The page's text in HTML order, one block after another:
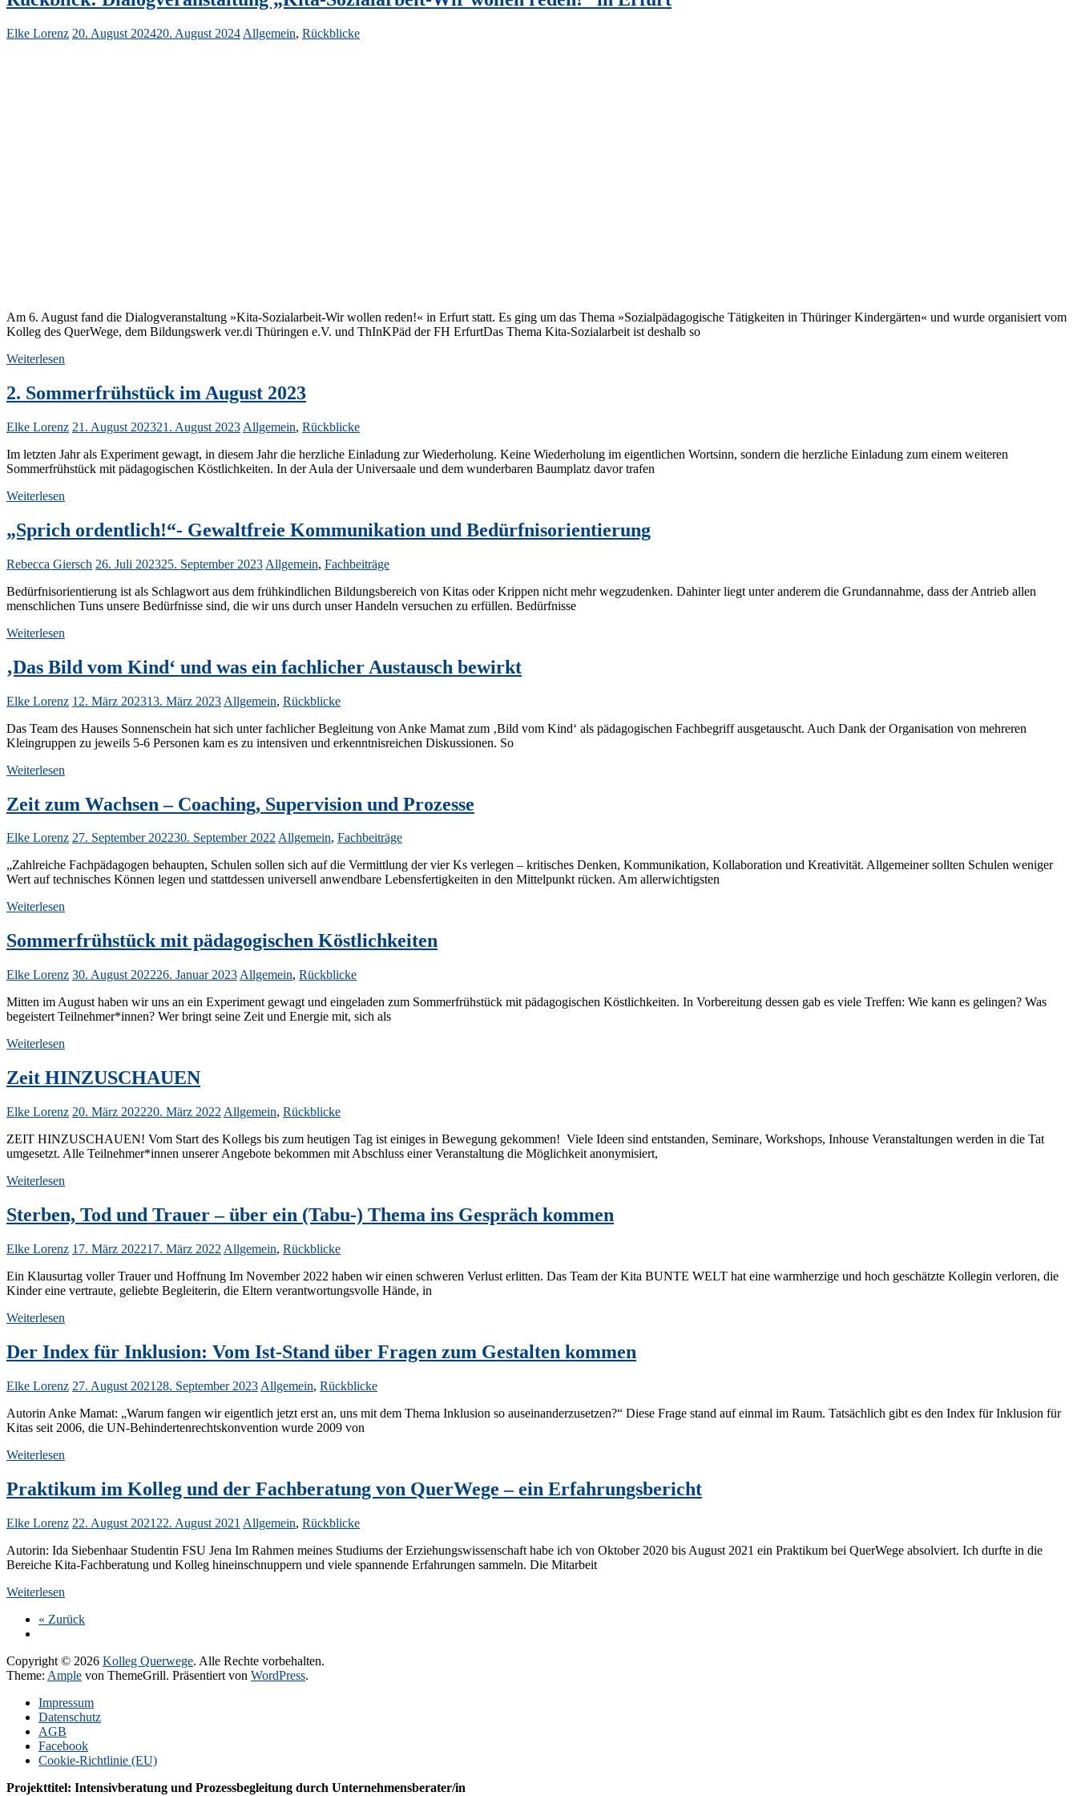
Elke Lorenz 20. August 202420. August 2024 Allgemein, Rückblicke
Am 6. August fand die Dialogveranstaltung »Kita-Sozialarbeit-Wir wollen reden!« in Erfurt statt. Es ging um das Thema »Sozialpädagogische Tätigkeiten in Thüringer Kindergärten« und wurde organisiert vom
Kolleg des QuerWege, dem Bildungswerk ver.di Thüringen e.V. und ThInKPäd der FH ErfurtDas Thema Kita-Sozialarbeit ist deshalb so
Weiterlesen
2. Sommerfrühstück im August 2023
Elke Lorenz 21. August 202321. August 2023 Allgemein, Rückblicke
Im letzten Jahr als Experiment gewagt, in diesem Jahr die herzliche Einladung zur Wiederholung. Keine Wiederholung im eigentlichen Wortsinn, sondern die herzliche Einladung zum einem weiteren
Sommerfrühstück mit pädagogischen Köstlichkeiten. In der Aula der Universaale und dem wunderbaren Baumplatz davor trafen
Weiterlesen
„Sprich ordentlich!“- Gewaltfreie Kommunikation und Bedürfnisorientierung
Rebecca Giersch 26. Juli 202325. September 2023 Allgemein, Fachbeiträge
Bedürfnisorientierung ist als Schlagwort aus dem frühkindlichen Bildungsbereich von Kitas oder Krippen nicht mehr wegzudenken. Dahinter liegt unter anderem die Grundannahme, dass der Antrieb allen
menschlichen Tuns unsere Bedürfnisse sind, die wir uns durch unser Handeln versuchen zu erfüllen. Bedürfnisse
Weiterlesen
‚Das Bild vom Kind‘ und was ein fachlicher Austausch bewirkt
Elke Lorenz 12. März 202313. März 2023 Allgemein, Rückblicke
Das Team des Hauses Sonnenschein hat sich unter fachlicher Begleitung von Anke Mamat zum ‚Bild vom Kind‘ als pädagogischen Fachbegriff ausgetauscht. Auch Dank der Organisation von mehreren
Kleingruppen zu jeweils 5-6 Personen kam es zu intensiven und erkenntnisreichen Diskussionen. So
Weiterlesen
Zeit zum Wachsen – Coaching, Supervision und Prozesse
Elke Lorenz 27. September 202230. September 2022Allgemein, Fachbeiträge
„Zahlreiche Fachpädagogen behaupten, Schulen sollen sich auf die Vermittlung der vier Ks verlegen – kritisches Denken, Kommunikation, Kollaboration und Kreativität. Allgemeiner sollten Schulen weniger
Wert auf technisches Können legen und stattdessen universell anwendbare Lebensfertigkeiten in den Mittelpunkt rücken. Am allerwichtigsten
Weiterlesen
Sommerfrühstück mit pädagogischen Köstlichkeiten
Elke Lorenz 30. August 202226. Januar 2023 Allgemein, Rückblicke
Mitten im August haben wir uns an ein Experiment gewagt und eingeladen zum Sommerfrühstück mit pädagogischen Köstlichkeiten. In Vorbereitung dessen gab es viele Treffen: Wie kann es gelingen? Was
begeistert Teilnehmer*innen? Wer bringt seine Zeit und Energie mit, sich als
Weiterlesen
Zeit HINZUSCHAUEN
Elke Lorenz 20. März 202220. März 2022 Allgemein, Rückblicke
ZEIT HINZUSCHAUEN! Vom Start des Kollegs bis zum heutigen Tag ist einiges in Bewegung gekommen! Viele Ideen sind entstanden, Seminare, Workshops, Inhouse Veranstaltungen werden in die Tat
umgesetzt. Alle Teilnehmer*innen unserer Angebote bekommen mit Abschluss einer Veranstaltung die Möglichkeit anonymisiert,
Weiterlesen
Sterben, Tod und Trauer – über ein (Tabu-) Thema ins Gespräch kommen
Elke Lorenz 17. März 202217. März 2022 Allgemein, Rückblicke
Ein Klausurtag voller Trauer und Hoffnung Im November 2022 haben wir einen schweren Verlust erlitten. Das Team der Kita BUNTE WELT hat eine warmherzige und hoch geschätzte Kollegin verloren, die
Kinder eine vertraute, geliebte Begleiterin, die Eltern verantwortungsvolle Hände, in
Weiterlesen
Der Index für Inklusion: Vom Ist-Stand über Fragen zum Gestalten kommen
Elke Lorenz 27. August 2021 28. September 2023 Allgemein, Rückblicke
Autorin Anke Mamat: „Warum fangen wir eigentlich jetzt erst an, uns mit dem Thema Inklusion so auseinanderzusetzen?“ Diese Frage stand auf einmal im Raum. Tatsächlich gibt es den Index für Inklusion für
Kitas seit 2006, die UN-Behindertenrechtskonvention wurde 2009 von
Weiterlesen
Praktikum im Kolleg und der Fachberatung von QuerWege – ein Erfahrungsbericht
Elke Lorenz 22. August 2021 22. August 2021 Allgemein, Rückblicke
Autorin: Ida Siebenhaar Studentin FSU Jena Im Rahmen meines Studiums der Erziehungswissenschaft habe ich von Oktober 2020 bis August 2021 ein Praktikum bei QuerWege absolviert. Ich durfte in die
Bereiche Kita-Fachberatung und Kolleg hineinschnuppern und viele spannende Erfahrungen sammeln. Die Mitarbeit
Weiterlesen
« Zurück
Copyright © 2026 Kolleg Querwege. Alle Rechte vorbehalten.
Theme: Ample von ThemeGrill. Präsentiert von WordPress.
Impressum
Datenschutz
AGB
Facebook
Cookie-Richtlinie (EU)
Projekttitel: Intensivberatung und Prozessbegleitung durch Unternehmensberater/in